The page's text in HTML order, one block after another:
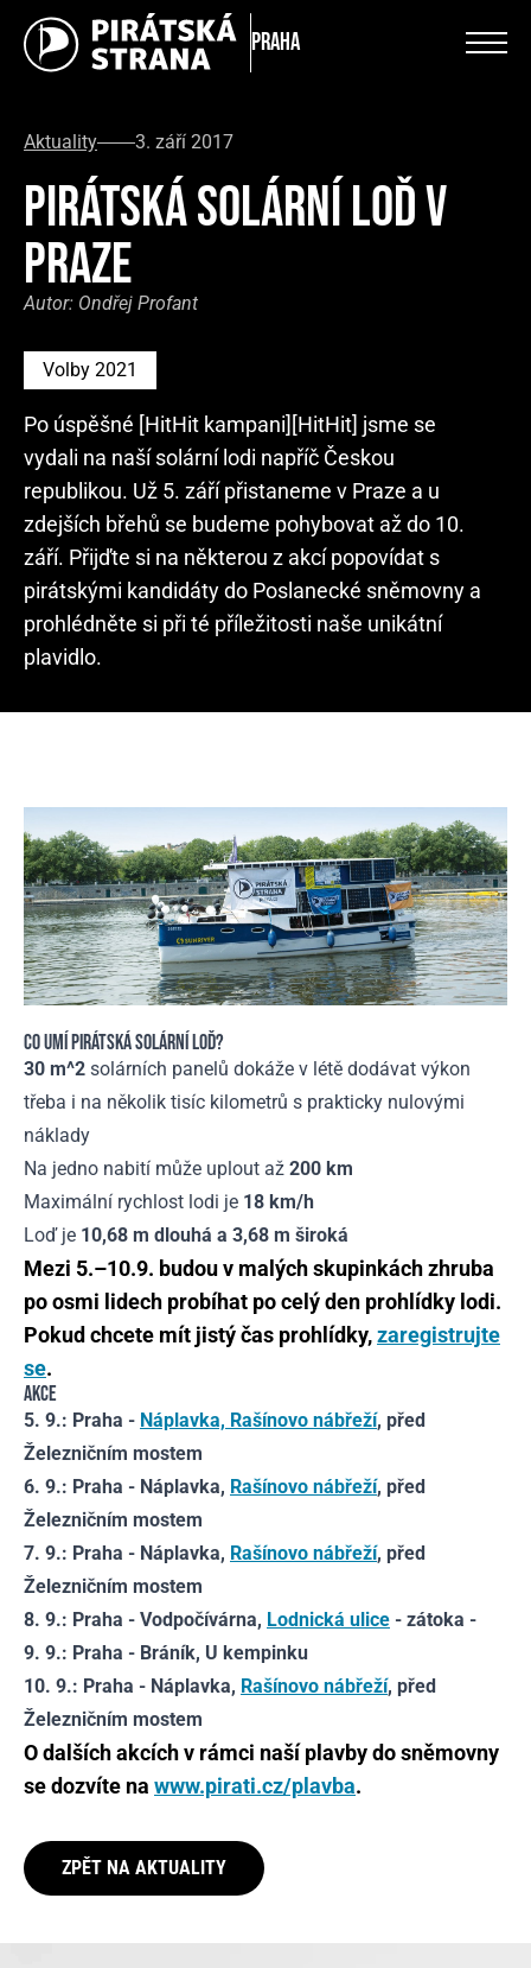
Praha
Aktuality 3. září 2017
PIRÁTSKÁ SOLÁRNÍ LOĎ V
PRAZE
Autor: Ondřej Profant
Volby 2021
Po úspěšné [HitHit kampani][HitHit] jsme se
vydali na naší solární lodi napříč Českou
republikou. Už 5. září přistaneme v Praze a u
zdejších břehů se budeme pohybovat až do 10.
září. Přijďte si na některou z akcí popovídat s
pirátskými kandidáty do Poslanecké sněmovny a
prohlédněte si při té příležitosti naše unikátní
plavidlo.
CO UMÍ PIRÁTSKÁ SOLÁRNÍ LOĎ?
30 m^2 solárních panelů dokáže v létě dodávat výkon
třeba i na několik tisíc kilometrů s prakticky nulovými
náklady
Na jedno nabití může uplout až 200 km
Maximální rychlost lodi je 18 km/h
Loď je 10,68 m dlouhá a 3,68 m široká
Mezi 5.–10.9. budou v malých skupinkách zhruba
po osmi lidech probíhat po celý den prohlídky lodi.
Pokud chcete mít jistý čas prohlídky,zaregistrujte
se.
AKCE
5. 9.: Praha - Náplavka, Rašínovo nábřeží, před
Železničním mostem
6. 9.: Praha - Náplavka, Rašínovo nábřeží, před
Železničním mostem
7. 9.: Praha - Náplavka, Rašínovo nábřeží, před
Železničním mostem
8. 9.: Praha - Vodpočívárna, Lodnická ulice - zátoka -
9. 9.: Praha - Bráník, U kempinku
10. 9.: Praha - Náplavka, Rašínovo nábřeží, před
Železničním mostem
O dalších akcích v rámci naší plavby do sněmovny
se dozvíte na www.pirati.cz/plavba.
ZPĚT NA AKTUALITY